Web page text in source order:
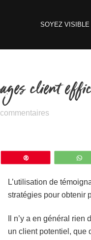
SOYEZ VISIBLE
client
L’utilisation de
stratégies pour obtenir
Il n’y a en général
un client potentiel, que